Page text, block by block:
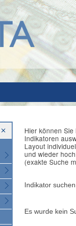
Hier können
Indikatoren
Layout
und wieder
(exakte Suche
Indikator suchen
Es wurde kein